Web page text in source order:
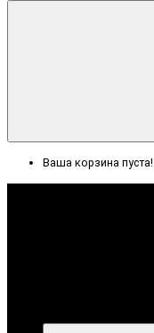
Ваша корзина пуста!